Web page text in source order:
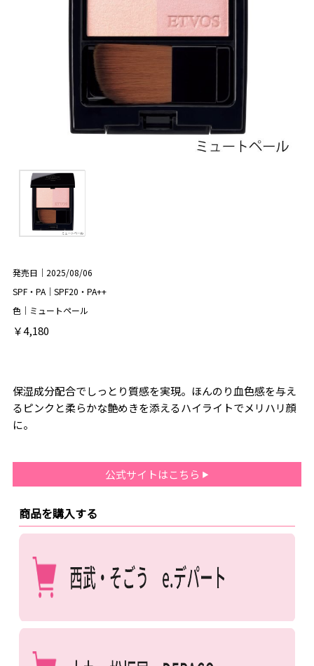
発売日｜2025/08/06
SPF・PA｜SPF20・PA++
色｜ミュートペール
￥4,180
保湿成分配合でしっとり質感を実現。ほんのり血色感を与え
るピンクと柔らかな艶めきを添えるハイライトでメリハリ顔
に。
公式サイトはこちら
商品を購入する